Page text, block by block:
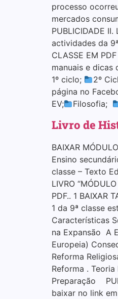
processo
mercados
PUBLICIDADE
actividades da
CLASSE EM
manuais e
1º ciclo;
2º
página no
EV;
Filosofia;
Livro de
BAIXAR
Ensino
classe – Texto
LIVRO
PDF.. 1 BAIXAR
1 da 9ª classe
Características
na Expansão A
Europeia)
Reforma
Reforma .
Preparação
baixar no link